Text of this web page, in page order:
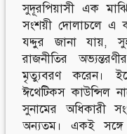
সুদূরপিয়াসী এক
সংশয়ী দোলাচলে এ
যদ্দুর জানা যায়,
রাজনীতির
মৃত্যুবরণ করেন।
ঈথেটিকস কাউন্সিল
সুনামের অধিকারী
অন্যতম। একই সঙ্গে